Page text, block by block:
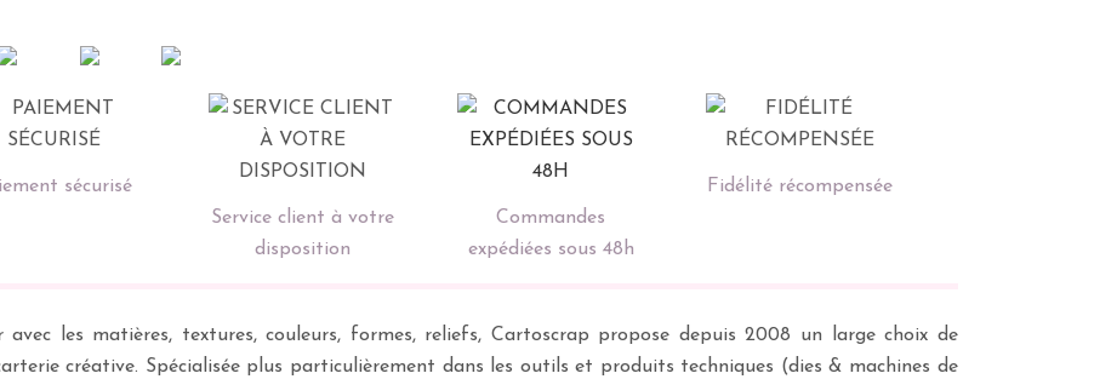
sécurisé
Service client à votre
disposition
Commandes
expédiées sous 48h
Fidélité récompensée
les matières, textures, couleurs, formes, reliefs, Cartoscrap propose depuis 2008 un large choix de
créative. Spécialisée plus particulièrement dans les outils et produits techniques (dies & machines de